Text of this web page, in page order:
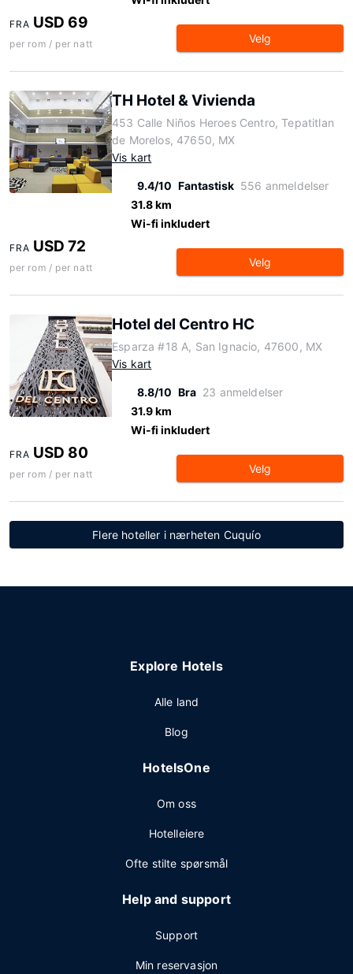
FRA USD 69
per rom / per natt Velg
TH Hotel & Vivienda
453 Calle Niños Heroes Centro, Tepatitlan
de Morelos, 47650, MX
Vis kart
9.4/10 Fantastisk 556 anmeldelser
31.8 km
Wi-fi inkludert
FRA USD 72
per rom / per natt Velg
Hotel del Centro HC
Esparza #18 A, San Ignacio, 47600, MX
Vis kart
8.8/10 Bra 23 anmeldelser
31.9 km
Wi-fi inkludert
FRA USD 80
per rom / per natt Velg
Flere hoteller i nærheten Cuquío
Explore Hotels
Alle land
Blog
HotelsOne
Om oss
Hotelleiere
Ofte stilte spørsmål
Help and support
Support
Min reservasjon